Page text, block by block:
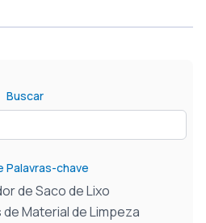
Buscar
Palavras-chave
de Saco de Lixo
Material de Limpeza